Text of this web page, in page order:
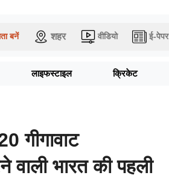
बनें शहर वीडियो ई-पेपर
लाइफस्टाइल क्रिकेट
गीगावाट
वाली भारत की पहली